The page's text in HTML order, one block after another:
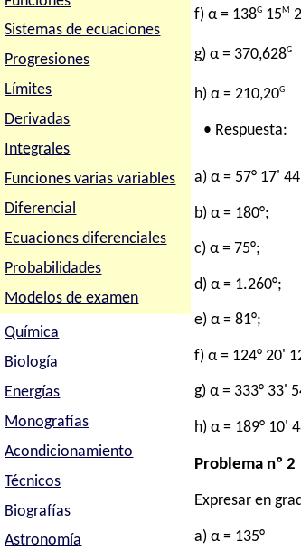
Sistemas de ecuaciones
Progresiones
Límites
Derivadas
Integrales
Funciones varias variables
Diferencial
Ecuaciones diferenciales
Probabilidades
Modelos de examen
Química
Biología
Energías
Monografías
Acondicionamiento
Técnicos
Biografías
Astronomía
f) α = 138G 15M
g) α = 370,628G
h) α = 210,20G
• Respuesta:
a) α = 57° 17'
b) α = 180°;
c) α = 75°;
d) α = 1.260°;
e) α = 81°;
f) α = 124° 20'
g) α = 333° 33'
h) α = 189° 10'
Problema nº 2
Expresar en
a) α = 135°